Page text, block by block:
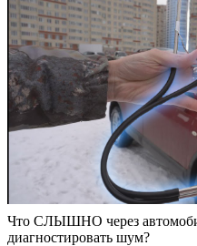
Что СЛЫШНО через
диагностировать шум?